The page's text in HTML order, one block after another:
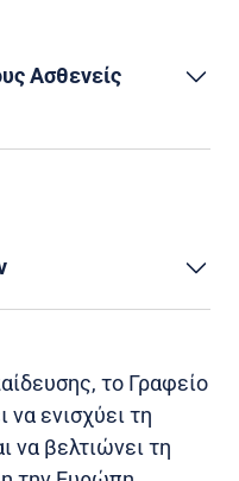
Ασθενείς
το Γραφείο
να ενισχύει τη
να βελτιώνει τη